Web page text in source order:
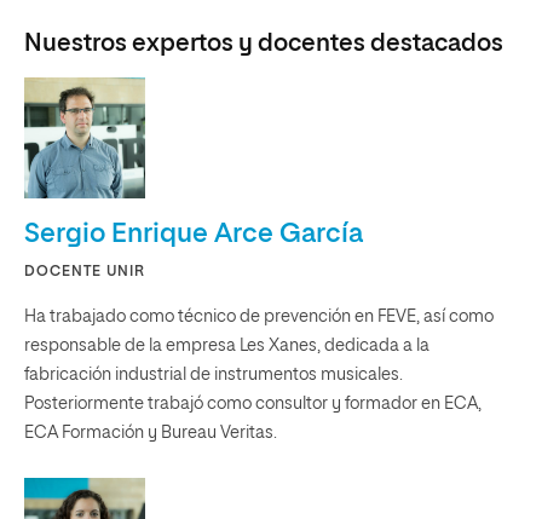
Nuestros expertos y docentes destacados
Sergio Enrique Arce García
DOCENTE UNIR
Ha trabajado como técnico de prevención en FEVE, así como
responsable de la empresa Les Xanes, dedicada a la
fabricación industrial de instrumentos musicales.
Posteriormente trabajó como consultor y formador en ECA,
ECA Formación y Bureau Veritas.